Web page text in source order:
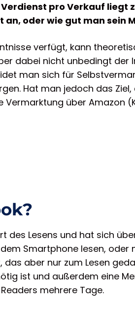
pro Verkauf liegt
an, oder wie gut man sein
verfügt, kann
dabei nicht unbedingt der
man sich für
Hat man jedoch das
über Amazon
des Lesens und hat sich
Smartphone lesen,
das aber nur zum Lesen
ist und außerdem eine
mehrere Tage.